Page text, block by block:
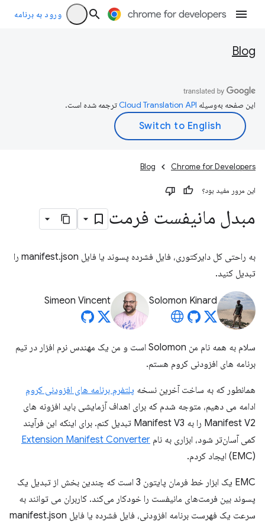
ورود به برنامه
Blog
این صفحه به‌وسیله ترجمه شده است.
Chrome for Developers
Blog
این مرور مفید بود؟
مبدل مانیفست فرمت
به راحتی کل دایرکتوری، فایل فشرده پسوند یا فایل manifest.json را
تبدیل کنید.
Solomon Kinard
Simeon Vincent
سلام به همه نام من Solomon است و من یک مهندس نرم افزار در تیم
برنامه های افزودنی کروم هستم.
همانطور که به ساخت آخرین نسخه پلتفرم برنامه های افزودنی کروم
ادامه می دهیم، متوجه شدم که برای اهداف آزمایشی باید افزونه های
Manifest V2 را به Manifest V3 تبدیل کنم. برای اینکه این فرآیند
کمی آسان‌تر شود، ابزاری به نام Extension Manifest Converter
(EMC) ایجاد کردم.
EMC یک ابزار خط فرمان پایتون 3 است که چندین بخش از تبدیل یک
پسوند بین فرمت‌های مانیفست را خودکار می‌کند. کاربران می توانند به
سرعت یک فهرست برنامه افزودنی، فایل فشرده یا فایل manifest.json